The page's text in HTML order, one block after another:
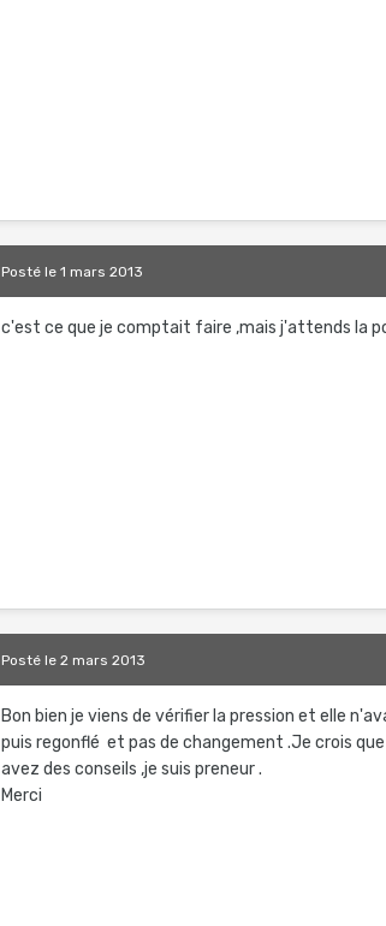
Postéle 1 mars 2013
c'est ce que je comptait faire ,mais j'attends la
Postéle 2 mars 2013
Bon bien je viens de vérifier la pression et elle
puis regonflé et pas de changement .Je crois
avez des conseils ,je suis preneur .
Merci